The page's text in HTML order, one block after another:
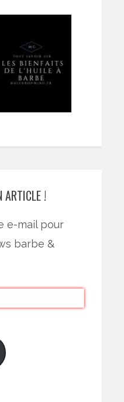
ARTICLE !
e-mail pour
barbe &